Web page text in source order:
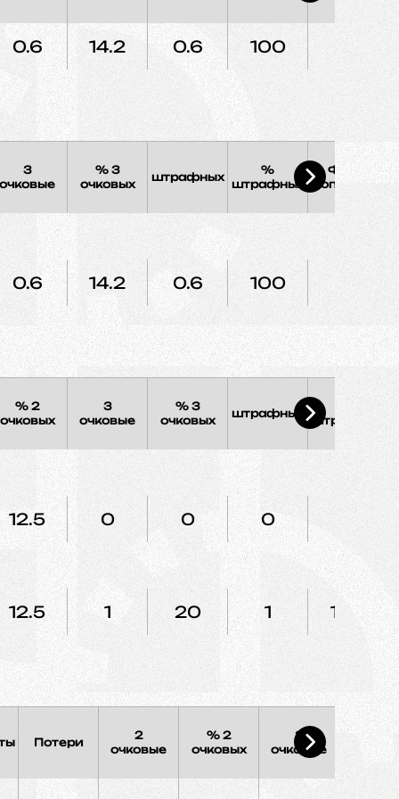
0.6 14.2 0.6 100
3
очковые
% 3
очковых
штрафных
%
штрафных
Фолы
соперника
0.6 14.2 0.6 100
% 2
очковых
3
очковые
% 3
очковых
штрафных
%
штрафных
12.5 0 0 0
12.5 1 20 1 100
Потери
2
очковые
% 2
очковых
3
очковые
% 3